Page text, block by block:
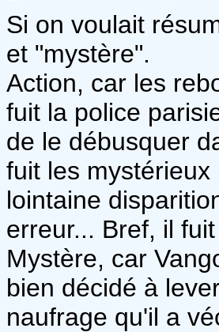
Si on voulait
et "mystère".
Action, car les
fuit la police
de le débusquer
fuit les
lointaine
erreur... Bref, il
Mystère, car
bien décidé à
naufrage qu'il a